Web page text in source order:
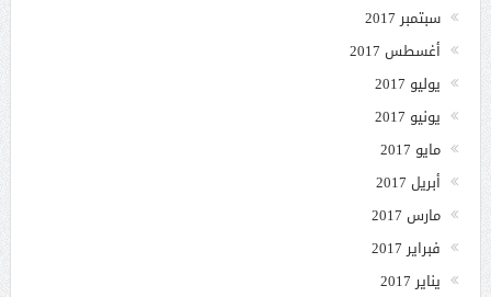
سبتمبر 2017
أغسطس 2017
يوليو 2017
يونيو 2017
مايو 2017
أبريل 2017
مارس 2017
فبراير 2017
يناير 2017